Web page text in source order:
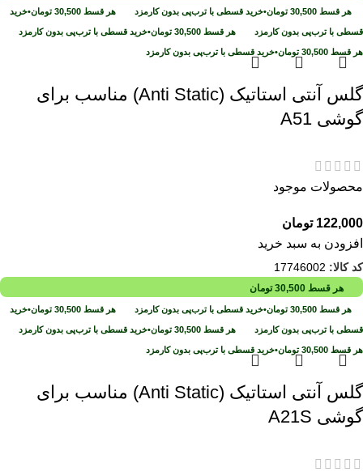
هر قسط 30,500 تومان•خرید قسطی با ترب‌پی بدون کارمزد هر قسط 30,500 تومان•خرید
قسطی با ترب‌پی بدون کارمزد هر قسط 30,500 تومان•خرید قسطی با ترب‌پی بدون کارمزد
هر قسط 30,500 تومان•خرید قسطی با ترب‌پی بدون کارمزد
گلس آنتی استاتیک (Anti Static) مناسب برای
گوشی A51
محصولات موجود
122,000 تومان
افزودن به سبد خرید
کد کالا: 17746002
هر قسط 30,500 تومان
هر قسط 30,500 تومان•خرید قسطی با ترب‌پی بدون کارمزد هر قسط 30,500 تومان•خرید
قسطی با ترب‌پی بدون کارمزد هر قسط 30,500 تومان•خرید قسطی با ترب‌پی بدون کارمزد
هر قسط 30,500 تومان•خرید قسطی با ترب‌پی بدون کارمزد
گلس آنتی استاتیک (Anti Static) مناسب برای
گوشی A21S